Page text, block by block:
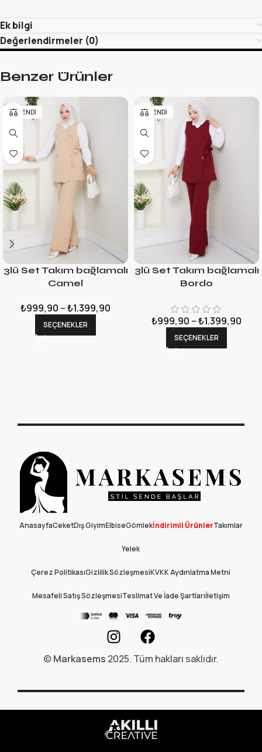
Ek bilgi
Değerlendirmeler (0)
Benzer Ürünler
TÜKENDI
3lü Set Takım bağlamalı
Camel
₺999,90 –₺1.399,90
SEÇENEKLER
TÜKENDI
3lü Set Takım bağlamalı
Bordo
₺999,90 –₺1.399,90
SEÇENEKLER
AnasayfaCeketDış GiyimElbiseGömlekİndirimli ÜrünlerTakımlar
Yelek
Çerez PolitikasıGizlilik SözleşmesiKVKK Aydınlatma Metni
Mesafeli Satış SözleşmesiTeslimat Ve İade Şartlarıİletişim
©Markasems 2025. Tüm hakları saklıdır.